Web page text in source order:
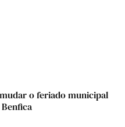
o feriado municipal